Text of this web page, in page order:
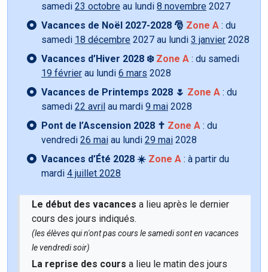
samedi 23 octobre au lundi 8 novembre 2027
Vacances de Noël 2027-2028 🎅 Zone A : du
samedi 18 décembre 2027 au lundi 3 janvier 2028
Vacances d’Hiver 2028 ❄️ Zone A : du samedi
19 février au lundi 6 mars 2028
Vacances de Printemps 2028 🌷 Zone A : du
samedi 22 avril au mardi 9 mai 2028
Pont de l’Ascension 2028 ✝️ Zone A : du
vendredi 26 mai au lundi 29 mai 2028
Vacances d’Été 2028 ☀️ Zone A : à partir du
mardi 4 juillet 2028
Le début des vacances a lieu après le dernier
cours des jours indiqués.
(les élèves qui n'ont pas cours le samedi sont en vacances
le vendredi soir)
La reprise des cours a lieu le matin des jours